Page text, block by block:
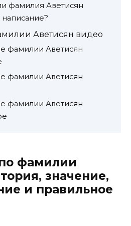
фамилия Аветисян
Аветисян видео
фамилии Аветисян
фамилии Аветисян
фамилии Аветисян
фамилии
значение,
и правильное